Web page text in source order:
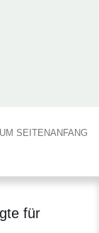
SEITENANFANG
für